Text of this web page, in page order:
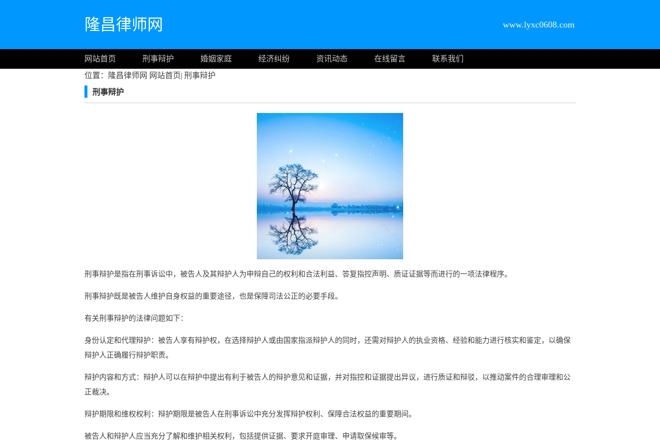
隆昌律师网 www.lyxc0608.com
网站首页 刑事辩护 婚姻家庭 经济纠纷 资讯动态 在线留言
联系我们
位置：隆昌律师网 网站首页| 刑事辩护
刑事辩护
刑事辩护是指在刑事诉讼中，被告人及其辩护人为申辩自己的权利和合法利益、答复指控声明、质证证据等而进行的一项法律程序。
刑事辩护既是被告人维护自身权益的重要途径，也是保障司法公正的必要手段。
有关刑事辩护的法律问题如下：
身份认定和代理辩护：被告人享有辩护权，在选择辩护人或由国家指派辩护人的同时，还需对辩护人的执业资格、经验和能力进行核实和鉴定，以确保
辩护人正确履行辩护职责。
辩护内容和方式：辩护人可以在辩护中提出有利于被告人的辩护意见和证据，并对指控和证据提出异议，进行质证和辩驳，以推动案件的合理审理和公
正裁决。
辩护期限和维权权利：辩护期限是被告人在刑事诉讼中充分发挥辩护权利、保障合法权益的重要期间。
被告人和辩护人应当充分了解和维护相关权利，包括提供证据、要求开庭审理、申请取保候审等。